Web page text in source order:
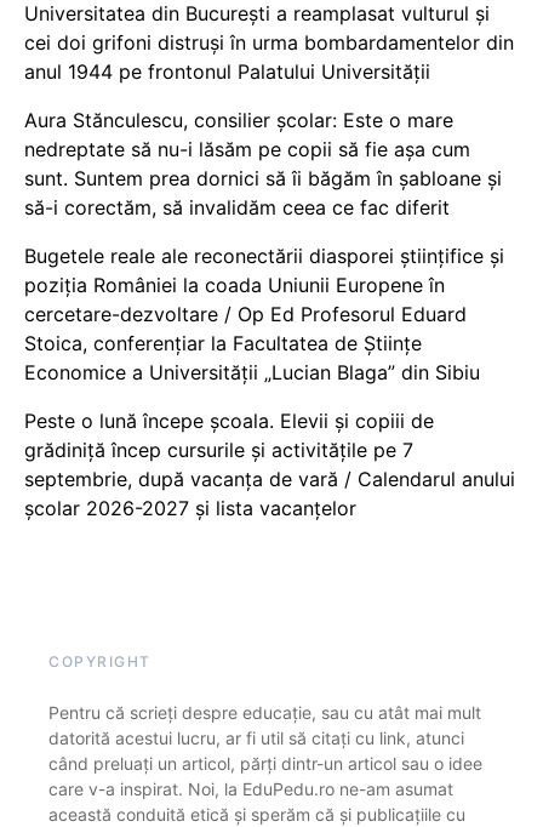
Universitatea din București a reamplasat vulturul și
cei doi grifoni distruși în urma bombardamentelor din
anul 1944 pe frontonul Palatului Universității
Aura Stănculescu, consilier școlar: Este o mare
nedreptate să nu-i lăsăm pe copii să fie așa cum
sunt. Suntem prea dornici să îi băgăm în șabloane și
să-i corectăm, să invalidăm ceea ce fac diferit
Bugetele reale ale reconectării diasporei științifice și
poziția României la coada Uniunii Europene în
cercetare-dezvoltare / Op Ed Profesorul Eduard
Stoica, conferențiar la Facultatea de Științe
Economice a Universității „Lucian Blaga” din Sibiu
Peste o lună începe școala. Elevii și copiii de
grădiniță încep cursurile și activitățile pe 7
septembrie, după vacanța de vară / Calendarul anului
școlar 2026-2027 și lista vacanțelor
COPYRIGHT
Pentru că scrieți despre educație, sau cu atât mai mult
datorită acestui lucru, ar fi util să citați cu link, atunci
când preluați un articol, părți dintr-un articol sau o idee
care v-a inspirat. Noi, la EduPedu.ro ne-am asumat
această conduită etică și sperăm că și publicațiile cu